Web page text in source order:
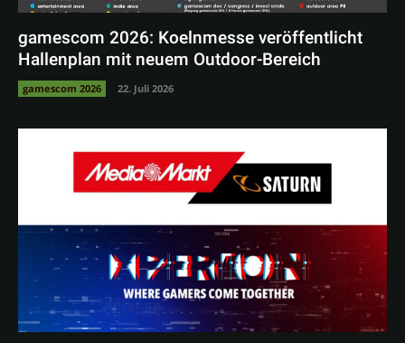
gamescom 2026: Koelnmesse veröffentlicht
Hallenplan mit neuem Outdoor-Bereich
gamescom 2026 22. Juli 2026